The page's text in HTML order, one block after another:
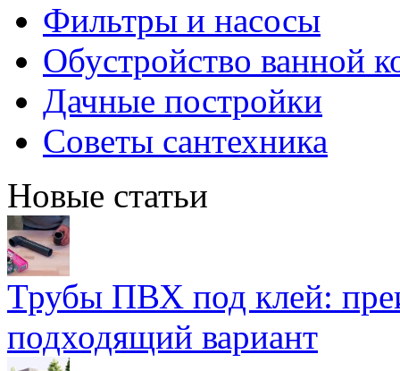
Фильтры и насосы
Обустройство ванной
Дачные постройки
Советы сантехника
Новые статьи
Трубы ПВХ под клей:
подходящий вариант